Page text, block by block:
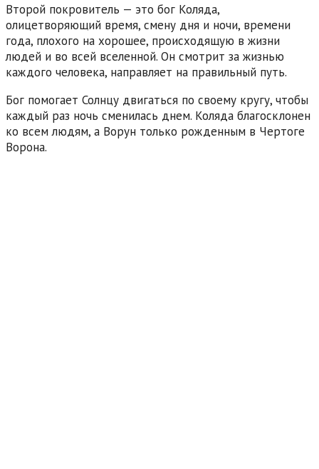
Второй покровитель — это бог Коляда,
олицетворяющий время, смену дня и ночи, времени
года, плохого на хорошее, происходящую в жизни
людей и во всей вселенной. Он смотрит за жизнью
каждого человека, направляет на правильный путь.
Бог помогает Солнцу двигаться по своему кругу, чтобы
каждый раз ночь сменилась днем. Коляда благосклонен
ко всем людям, а Ворун только рожденным в Чертоге
Ворона.